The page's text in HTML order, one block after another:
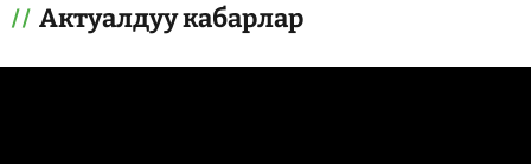
Актуалдуу кабарлар